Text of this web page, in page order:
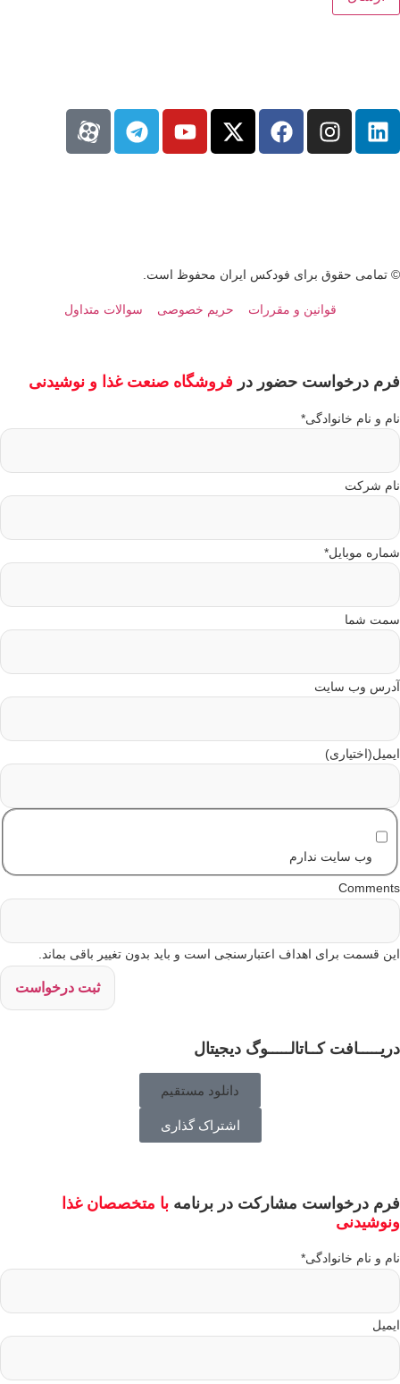
تمامی حقوق برای فودکس ایران محفوظ است.
قوانین و مقررات حریم خصوصی سوالات متداول
درخواست حضور درفروشگاه صنعت غذا و نوشیدنی
و نام خانوادگی*
شرکت
موبایل*
شما
وب سایت
وب سایت ندارم
قسمت برای اهداف اعتبارسنجی است و باید بدون تغییر باقی بماند.
کــاتالـــــوگ دیجیتال
دانلود مستقیم
اشتراک گذاری
درخواست مشارکت در برنامهبا متخصصان غذا
و نام خانوادگی*